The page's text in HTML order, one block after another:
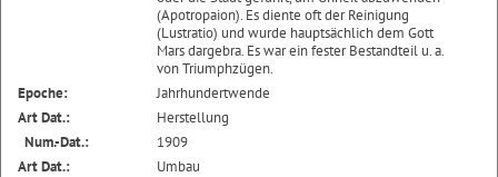
(Apotropaion). Es diente oft der Reinigung
(Lustratio) und wurde hauptsächlich dem Gott
Mars dargebra. Es war ein fester Bestandteil u. a.
von Triumphzügen.
Epoche:
Jahrhundertwende
Art Dat.:
Herstellung
Num.-Dat.:
1909
Art Dat.:
Umbau